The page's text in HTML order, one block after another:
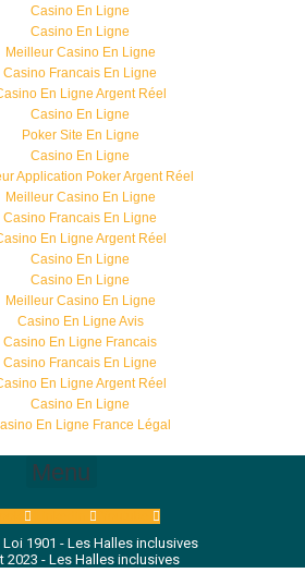
Casino En Ligne
Casino En Ligne
Meilleur Casino En Ligne
Casino Francais En Ligne
En Ligne Argent Réel
Casino En Ligne
Poker Site En Ligne
Casino En Ligne
Application Poker Argent Réel
Meilleur Casino En Ligne
Casino Francais En Ligne
En Ligne Argent Réel
Casino En Ligne
Casino En Ligne
Meilleur Casino En Ligne
Casino En Ligne Avis
Casino En Ligne Francais
Casino Francais En Ligne
En Ligne Argent Réel
Casino En Ligne
En Ligne France Légal
Menu
1901 - Les Halles inclusives
2023 - Les Halles inclusives